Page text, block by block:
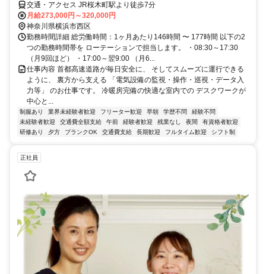
交通・アクセス JR桜木町駅より徒歩7分
月給273,000円～320,000円
神奈川県横浜市西区
勤務時間詳細 総労働時間：1ヶ月あたり146時間 〜 177時間 以下の2
つの勤務時間帯を ローテーションで担当します。 ・08:30～17:30
（月9回ほど） ・17:00～翌9:00 （月6...
仕事内容 首都高速道路が毎日安全に、 そしてスムーズに運行できる
ように、 裏方から支える 「電気設備の監視・操作・巡視・データ入
力等」 のお仕事です。 冷暖房完備の快適な室内での デスクワークが
中心と...
制服あり 業界未経験者歓迎 フリーター歓迎 早朝 学歴不問
経験不問
未経験者歓迎
交通費全額支給 午前 経験者歓迎 残業なし 夜間
有資格者歓迎
研修あり
夕方 ブランクOK 交通費支給 長期歓迎 フルタイム歓迎 シフト制
正社員